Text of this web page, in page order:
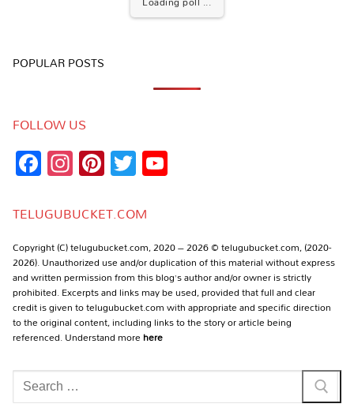
POPULAR POSTS
FOLLOW US
Facebook
Instagram
Pinterest
Twitter
TELUGUBUCKET.COM
Copyright (C) telugubucket.com, 2020 – 2026 © telugubucket.com, (2020-
2026). Unauthorized use and/or duplication of this material without express
and written permission from this blog’s author and/or owner is strictly
prohibited. Excerpts and links may be used, provided that full and clear
credit is given to telugubucket.com with appropriate and specific direction
to the original content, including links to the story or article being
referenced. Understand morehere
Search
for: